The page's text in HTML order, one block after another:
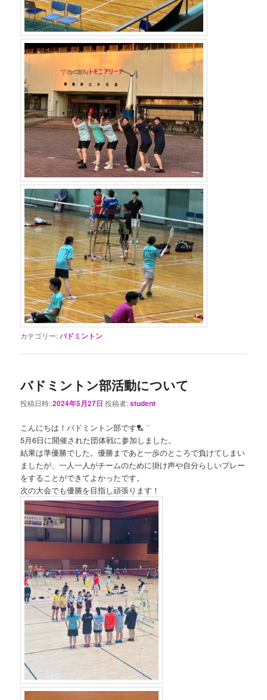
カテゴリー:バドミントン
バドミントン部活動について
投稿日時:2024年5月27日 投稿者:student
こんにちは！バドミントン部です🏸 ͗ ͗
5月6日に開催された団体戦に参加しました。
結果は準優勝でした。優勝まであと一歩のところで負けてしまい
ましたが、一人一人がチームのために掛け声や自分らしいプレー
をすることができてよかったです。
次の大会でも優勝を目指し頑張ります！